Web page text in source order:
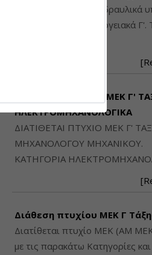
Μηχανικού: Η/Μ Γ', Υδραυλικά
Β', Βιομηχανικά - Ενεργειακά Γ'.
ΔΙΑΤΙΘΕΤΑΙ ΠΤΥΧΙΟ ΜΕΚ Γ'
ΗΛΕΚΤΡΟΜΗΧΑΝΟΛΟΓΙΚΑ
ΔΙΑΤΙΘΕΤΑΙ ΠΤΥΧΙΟ ΜΕΚ Γ'
ΜΗΧΑΝΟΛΟΓΟΥ ΜΗΧΑΝΙΚΟΥ.
ΚΑΤΗΓΟΡΙΑ
Διάθεση πτυχίου ΜΕΚ Γ
Διατίθεται πτυχίο ΜΕΚ (ΑΜ
με τις παρακάτω Κατηγορίες και
Τιμή